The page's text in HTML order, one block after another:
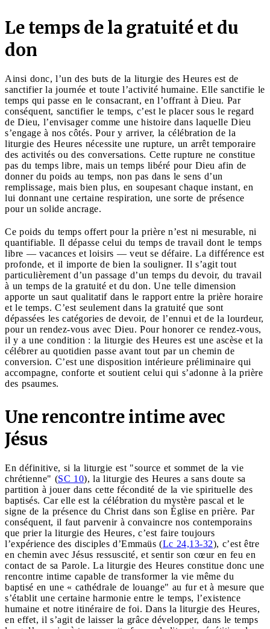
Le temps de la gratuité et du
don
Ainsi donc, l’un des buts de la liturgie des Heures est de
sanctifier la journée et toute l’activité humaine. Elle sanctifie le
temps qui passe en le consacrant, en l’offrant à Dieu. Par
conséquent, sanctifier le temps, c’est le placer sous le regard
de Dieu, l’envisager comme une histoire dans laquelle Dieu
s’engage à nos côtés. Pour y arriver, la célébration de la
liturgie des Heures nécessite une rupture, un arrêt temporaire
des activités ou des conversations. Cette rupture ne constitue
pas du temps libre, mais un temps libéré pour Dieu afin de
donner du poids au temps, non pas dans le sens d’un
remplissage, mais bien plus, en soupesant chaque instant, en
lui donnant une certaine respiration, une sorte de présence
pour un solide ancrage.
Ce poids du temps offert pour la prière n’est ni mesurable, ni
quantifiable. Il dépasse celui du temps de travail dont le temps
libre — vacances et loisirs — veut se défaire. La différence est
profonde, et il importe de bien la souligner. Il s’agit tout
particulièrement d’un passage d’un temps du devoir, du travail
à un temps de la gratuité et du don. Une telle dimension
apporte un saut qualitatif dans le rapport entre la prière horaire
et le temps. C’est seulement dans la gratuité que sont
dépassées les catégories de devoir, de l’ennui et de la lourdeur,
pour un rendez-vous avec Dieu. Pour honorer ce rendez-vous,
il y a une condition : la liturgie des Heures est une ascèse et la
célébrer au quotidien passe avant tout par un chemin de
conversion. C’est une disposition intérieure préliminaire qui
accompagne, conforte et soutient celui qui s’adonne à la prière
des psaumes.
Une rencontre intime avec
Jésus
En définitive, si la liturgie est "source et sommet de la vie
chrétienne" (SC 10), la liturgie des Heures a sans doute sa
partition à jouer dans cette fécondité de la vie spirituelle des
baptisés. Car elle est la célébration du mystère pascal et le
signe de la présence du Christ dans son Église en prière. Par
conséquent, il faut parvenir à convaincre nos contemporains
que prier la liturgie des Heures, c’est faire toujours
l’expérience des disciples d’Emmaüs (Lc 24,13-32), c’est être
en chemin avec Jésus ressuscité, et sentir son cœur en feu en
contact de sa Parole. La liturgie des Heures constitue donc une
rencontre intime capable de transformer la vie même du
baptisé en une « cathédrale de louange" au fur et à mesure que
s’établit une certaine harmonie entre le temps, l’existence
humaine et notre itinéraire de foi. Dans la liturgie des Heures,
en effet, il s’agit de laisser la grâce développer, dans le temps